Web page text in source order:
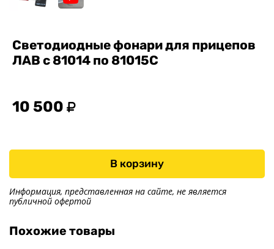
Статьи
Светодиодные фонари для прицепов
ЛАВ с 81014 по 81015С
10 500
В корзину
Информация, представленная на сайте, не является
публичной офертой
Похожие товары